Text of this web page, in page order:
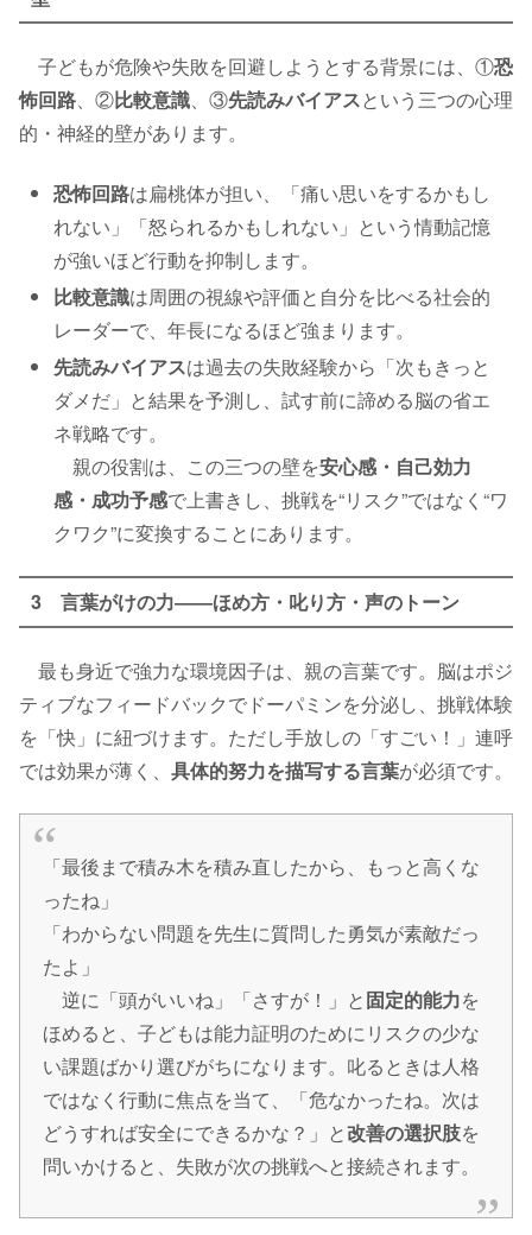
子どもが危険や失敗を回避しようとする背景には、①恐
怖回路、②比較意識、③先読みバイアスという三つの心理
的・神経的壁があります。
恐怖回路は扁桃体が担い、「痛い思いをするかもし
れない」「怒られるかもしれない」という情動記憶
が強いほど行動を抑制します。
比較意識は周囲の視線や評価と自分を比べる社会的
レーダーで、年長になるほど強まります。
先読みバイアスは過去の失敗経験から「次もきっと
ダメだ」と結果を予測し、試す前に諦める脳の省エ
ネ戦略です。
親の役割は、この三つの壁を安心感・自己効力
感・成功予感で上書きし、挑戦を“リスク”ではなく“ワ
クワク”に変換することにあります。
3 言葉がけの力――ほめ方・叱り方・声のトーン
最も身近で強力な環境因子は、親の言葉です。脳はポジ
ティブなフィードバックでドーパミンを分泌し、挑戦体験
を「快」に紐づけます。ただし手放しの「すごい！」連呼
では効果が薄く、 具体的努力を描写する言葉が必須です。
「最後まで積み木を積み直したから、もっと高くな
ったね」
「わからない問題を先生に質問した勇気が素敵だっ
たよ」
逆に「頭がいいね」「さすが！」と固定的能力を
ほめると、子どもは能力証明のためにリスクの少な
い課題ばかり選びがちになります。叱るときは人格
ではなく行動に焦点を当て、「危なかったね。次は
どうすれば安全にできるかな？」と改善の選択肢を
問いかけると、失敗が次の挑戦へと接続されます。